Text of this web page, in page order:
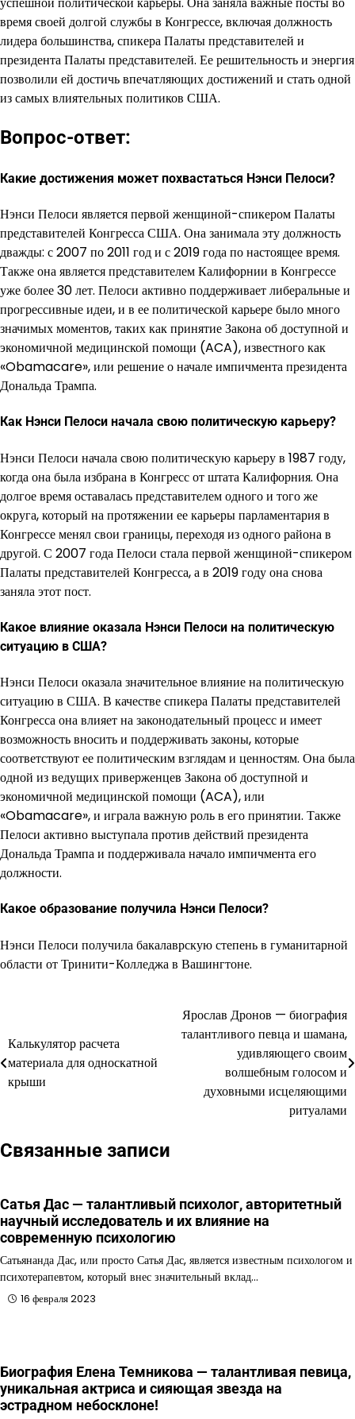
время своей долгой службы в Конгрессе, включая должность
лидера большинства, спикера Палаты представителей и
президента Палаты представителей. Ее решительность и энергия
позволили ей достичь впечатляющих достижений и стать одной
из самых влиятельных политиков США.
Вопрос-ответ:
Какие достижения может похвастаться Нэнси Пелоси?
Нэнси Пелоси является первой женщиной-спикером Палаты
представителей Конгресса США. Она занимала эту должность
дважды: с 2007 по 2011 год и с 2019 года по настоящее время.
Также она является представителем Калифорнии в Конгрессе
уже более 30 лет. Пелоси активно поддерживает либеральные и
прогрессивные идеи, и в ее политической карьере было много
значимых моментов, таких как принятие Закона об доступной и
экономичной медицинской помощи (ACA), известного как
«Obamacare», или решение о начале импичмента президента
Дональда Трампа.
Как Нэнси Пелоси начала свою политическую карьеру?
Нэнси Пелоси начала свою политическую карьеру в 1987 году,
когда она была избрана в Конгресс от штата Калифорния. Она
долгое время оставалась представителем одного и того же
округа, который на протяжении ее карьеры парламентария в
Конгрессе менял свои границы, переходя из одного района в
другой. С 2007 года Пелоси стала первой женщиной-спикером
Палаты представителей Конгресса, а в 2019 году она снова
заняла этот пост.
Какое влияние оказала Нэнси Пелоси на политическую
ситуацию в США?
Нэнси Пелоси оказала значительное влияние на политическую
ситуацию в США. В качестве спикера Палаты представителей
Конгресса она влияет на законодательный процесс и имеет
возможность вносить и поддерживать законы, которые
соответствуют ее политическим взглядам и ценностям. Она была
одной из ведущих приверженцев Закона об доступной и
экономичной медицинской помощи (ACA), или
«Obamacare», и играла важную роль в его принятии. Также
Пелоси активно выступала против действий президента
Дональда Трампа и поддерживала начало импичмента его
должности.
Какое образование получила Нэнси Пелоси?
Нэнси Пелоси получила бакалаврскую степень в гуманитарной
области от Тринити-Колледжа в Вашингтоне.
по
записям
Калькулятор расчета
материала для односкатной
крыши
Ярослав Дронов — биография
талантливого певца и шамана,
удивляющего своим
волшебным голосом и
духовными исцеляющими
ритуалами
Связанные записи
Сатья Дас — талантливый психолог, авторитетный
научный исследователь и их влияние на
современную психологию
Сатьянанда Дас, или просто Сатья Дас, является известным психологом и
психотерапевтом, который внес значительный вклад…
16 февраля 2023
Биография Елена Темникова — талантливая певица,
уникальная актриса и сияющая звезда на
эстрадном небосклоне!